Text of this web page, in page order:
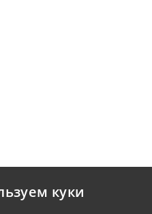
куки